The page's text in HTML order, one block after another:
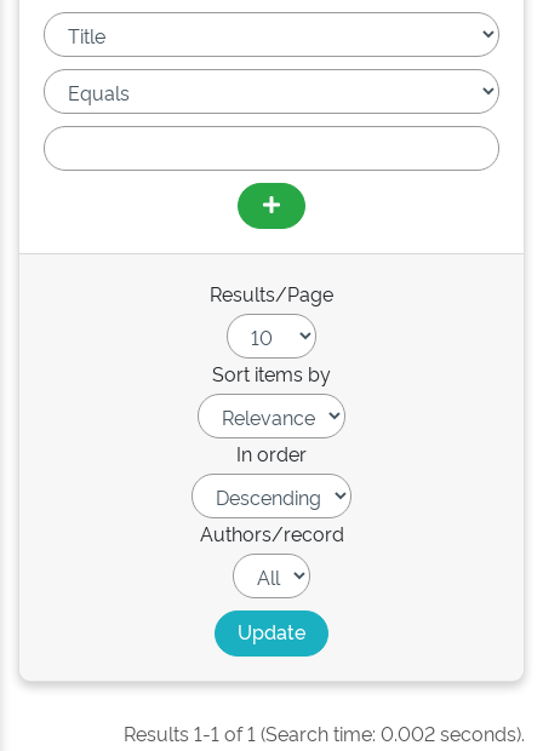
Results/Page
Sort items by
In order
Authors/record
Results 1-1 of 1 (Search time: 0.002 seconds).